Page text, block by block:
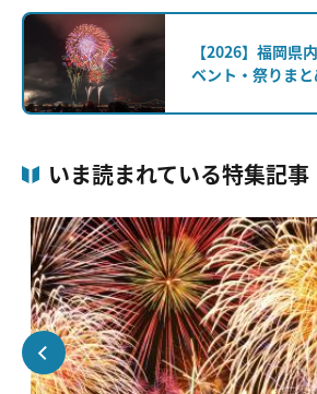
【2026】福岡県
ベント・祭りまと
いま読まれている特集記事